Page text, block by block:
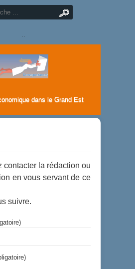
..
dans le Grand Est
contacter la rédaction ou
en vous servant de ce
suivre.